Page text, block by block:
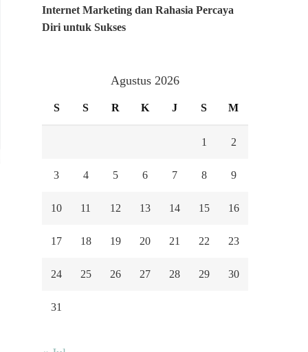
Internet Marketing dan Rahasia Percaya
Diri untuk Sukses
Agustus 2026
S S R K J S M
1 2
3 4 5 6 7 8 9
10 11 12 13 14 15 16
17 18 19 20 21 22 23
24 25 26 27 28 29 30
31